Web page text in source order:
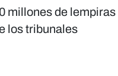
millones de
los tribunales